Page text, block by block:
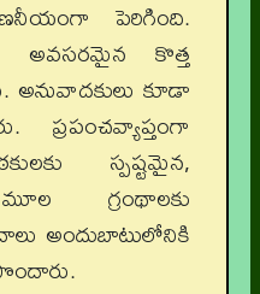
పెరిగింది.
అవసరమైన కొత్త
అనువాదకులు కూడా
ప్రపంచవ్యాప్తంగా
స్పష్టమైన,
గ్రంథాలకు
అందుబాటులోనికి